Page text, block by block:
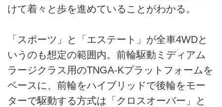
けて着々と歩を進めていることがわかる。
「スポーツ」と「エステート」が全車4WDと
いうのも想定の範囲内。前輪駆動ミディアム
ラージクラス用のTNGA-Kプラットフォームを
ベースに、前輪をハイブリッドで後輪をモー
ターで駆動する方式は「クロスオーバー」と